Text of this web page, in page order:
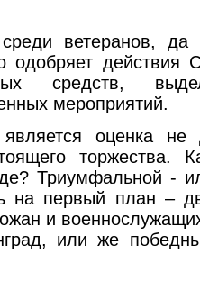
ветеранов,
одобряет действия
средств,
мероприятий.
оценка не
торжества.
Триумфальной -
на первый план –
и
или же